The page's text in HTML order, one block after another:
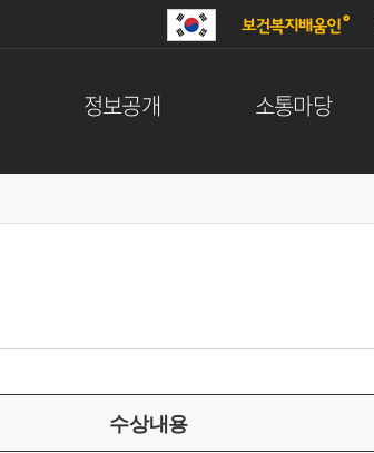
정보공개 소통마당
수상내용